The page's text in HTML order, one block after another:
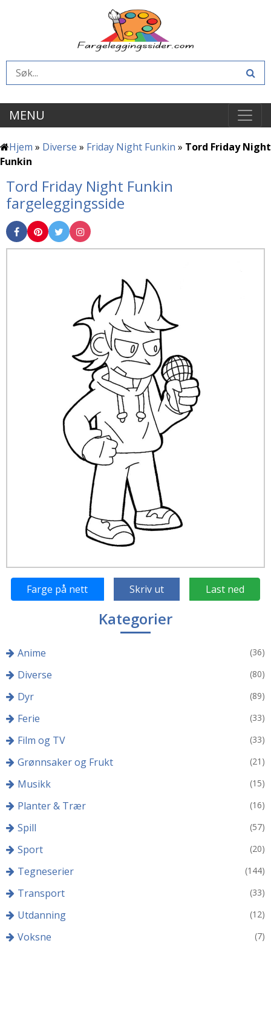
MENU
Hjem » Diverse » Friday Night Funkin » Tord Friday Night
Funkin
Tord Friday Night Funkin
fargeleggingsside
Farge på nett Skriv ut Last ned
Kategorier
Anime (36)
Diverse (80)
Dyr (89)
Ferie (33)
Film og TV (33)
Grønnsaker og Frukt (21)
Musikk (15)
Planter & Trær (16)
Spill (57)
Sport (20)
Tegneserier (144)
Transport (33)
Utdanning (12)
Voksne (7)